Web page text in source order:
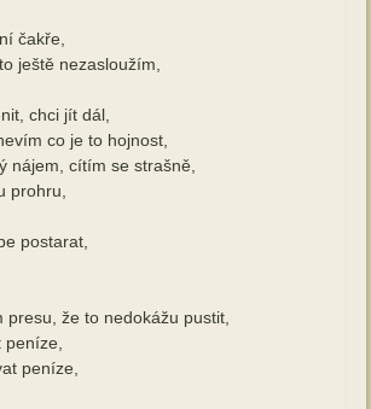
čakře,
ještě nezasloužím,
chci jít dál,
co je to hojnost,
nájem, cítím se strašně,
prohru,
postarat,
presu, že to nedokážu pustit,
peníze,